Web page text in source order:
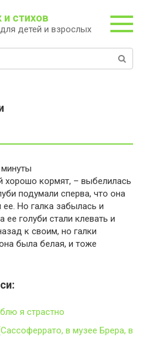
стихов
детей и взрослых
минуты
хорошо кормят, – выбелилась
подумали сперва, что она
ее. Но галка забылась и
ее голуби стали клевать и
к своим, но галки
была белая, и тоже
я страстно
в музее Брера, в